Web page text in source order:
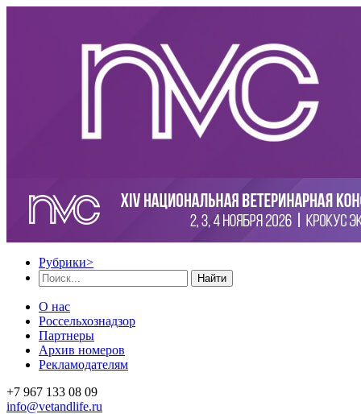
Рубрики>
Найти
О нас
Россельхознадзор
Партнеры
Архив номеров
Рекламодателям
+7 967 133 08 09
info@vetandlife.ru